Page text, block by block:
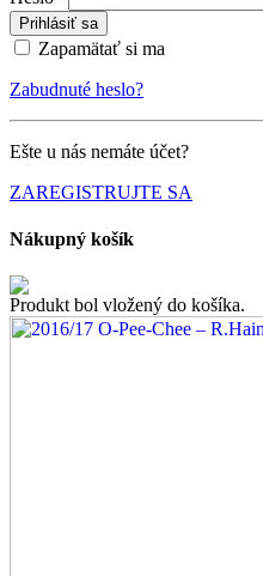
Prihlásiť sa
Zapamätať si ma
Zabudnuté heslo?
Ešte u nás nemáte účet?
ZAREGISTRUJTE SA
Nákupný košík
Produkt bol vložený do košíka.